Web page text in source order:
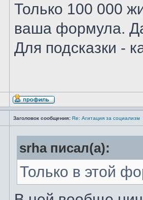
Только 100 000
ваша формула.
Для подсказки -
Заголовок сообщения: Re: Агитация за социализм
srha писал(а):
Только в этой